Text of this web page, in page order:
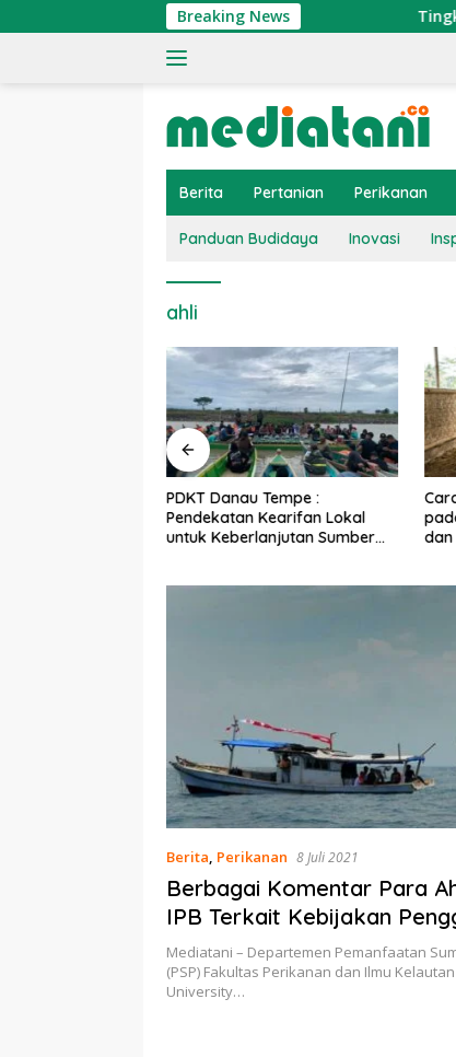
ke
Breaking News
Berita Pertanian Perikanan
Panduan Budidaya Inovasi
ahli
PDKT Danau Tempe :
Pendekatan Kearifan Lokal
untuk Keberlanjutan Sumber
dan
Berita, Perikanan 8 Juli 2021
Berbagai Komentar Para
IPB Terkait Kebijakan
Rumpon
Mediatani – Departemen Pemanfaatan
(PSP) Fakultas Perikanan dan Ilmu Kelautan
University…